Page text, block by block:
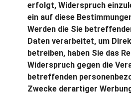
erfolgt, Widerspruch
ein auf diese
Werden die Sie
Daten verarbeitet, um
betreiben, haben Sie das
Widerspruch gegen die
betreffenden
Zwecke derartiger